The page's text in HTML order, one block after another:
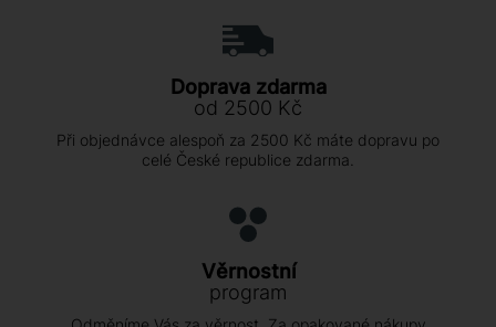
Doprava zdarma
od 2500 Kč
Při objednávce alespoň za 2500 Kč máte dopravu po
celé České republice zdarma.
Věrnostní
program